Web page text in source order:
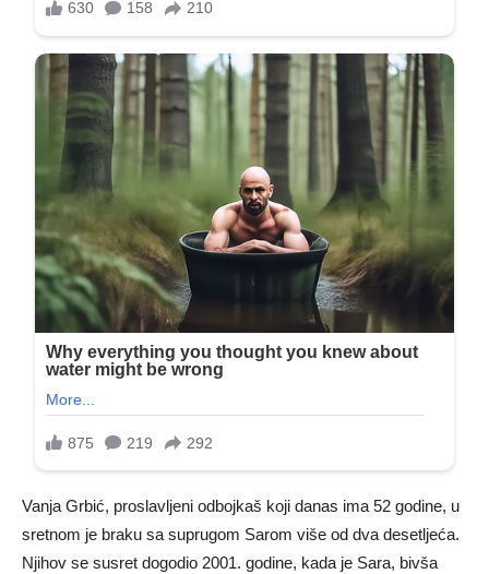
Vanja Grbić, proslavljeni odbojkaš koji danas ima 52 godine, u
sretnom je braku sa suprugom Sarom više od dva desetljeća.
Njihov se susret dogodio 2001. godine, kada je Sara, bivša